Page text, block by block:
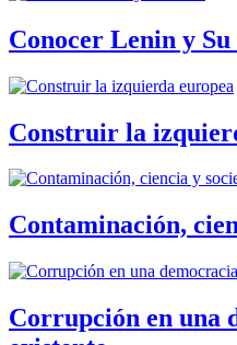
Conocer Lenin y
Construir la
Contaminación,
Corrupción en una